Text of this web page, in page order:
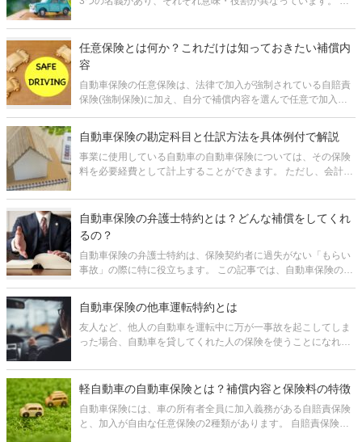
ん。 また、特に記名被保険者の名義変更の場合、自動車保険の
割引率を示す等級
任意保険とは何か？これだけは知っておきたい補償内
容
自動車保険の任意保険は、法律で加入が強制されている自賠責
保険(強制保険)に加え、自分で補償内容を選んで任意で加入す
自動車に乗るためには任意保険が絶対に必要です。なぜなら、
自賠責保険の補償範囲は
自動車保険の勘定科目と仕訳方法を具体例付で解説
事業に使用している自動車の自動車保険については、その保険
料を必要経費として計上することができます。 ただし、会計処
ように仕訳するとよいか、分かりにくいことがあります。特
に、契約期間が「●年」など
自動車保険の弁護士特約とは？どんな補償をしてくれ
るの？
自動車保険の弁護士特約は、保険契約者に過失がない「もらい
事故」の際に特に役立ちます。 この記事では、自動車保険の弁
ど、特約をつけるか判断するのに必要な情報をまとめていま
す。 弁護士特約をつ
自動車保険の他車運転特約とは
友人など、他人の自動車を運転中に万が一事故を起こしてしま
った場合、自動車を貸してくれた人の保険を使うことになれ
んな時に役立つのが他車運転特約です。 他車運転特約とは、他
人の自動車を一時的
軽自動車の自動車保険とは？補償内容と保険料の特徴
自動車保険には、車の所有者全員に加入義務がある自賠責保険
と、加入が自由な任意保険の2種類があります。 自賠責保険は